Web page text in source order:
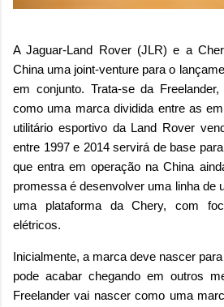
A Jaguar-Land Rover (JLR) e a
China uma joint-venture para o
em conjunto. Trata-se da
como uma marca dividida entre as
utilitário esportivo da Land Rover
entre 1997 e 2014 servirá de base
que entra em operação na China
promessa é desenvolver uma linha de
uma plataforma da Chery, com
elétricos.
Inicialmente, a marca deve nascer
pode acabar chegando em outros
Freelander vai nascer como uma